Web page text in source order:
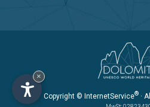
Copyright © InternetService®·
×